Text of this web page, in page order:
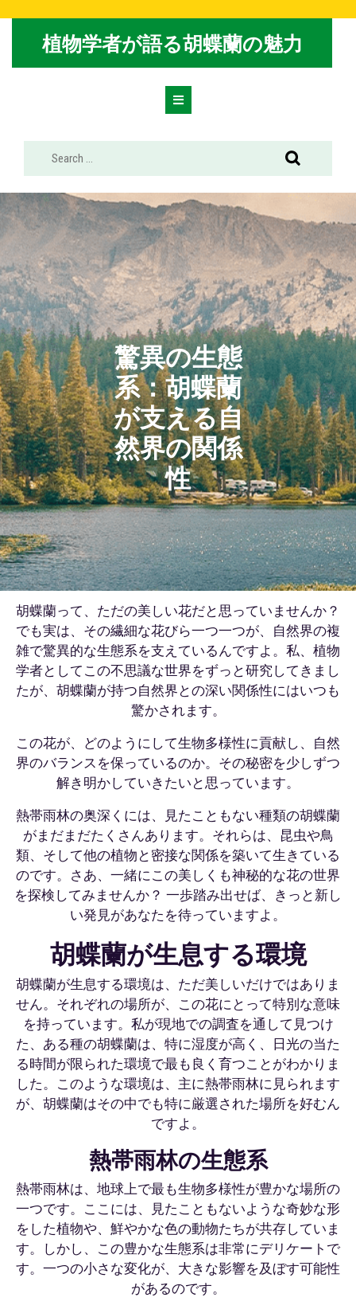
植物学者が語る胡蝶蘭の魅力
Open
驚異の生態
系：胡蝶蘭
が支える自
然界の関係
性
胡蝶蘭って、ただの美しい花だと思っていませんか？
でも実は、その繊細な花びら一つ一つが、自然界の複
雑で驚異的な生態系を支えているんですよ。私、植物
学者としてこの不思議な世界をずっと研究してきまし
たが、胡蝶蘭が持つ自然界との深い関係性にはいつも
驚かされます。
この花が、どのようにして生物多様性に貢献し、自然
界のバランスを保っているのか。その秘密を少しずつ
解き明かしていきたいと思っています。
熱帯雨林の奥深くには、見たこともない種類の胡蝶蘭
がまだまだたくさんあります。それらは、昆虫や鳥
類、そして他の植物と密接な関係を築いて生きている
のです。さあ、一緒にこの美しくも神秘的な花の世界
を探検してみませんか？ 一歩踏み出せば、きっと新し
い発見があなたを待っていますよ。
胡蝶蘭が生息する環境
胡蝶蘭が生息する環境は、ただ美しいだけではありま
せん。それぞれの場所が、この花にとって特別な意味
を持っています。私が現地での調査を通して見つけ
た、ある種の胡蝶蘭は、特に湿度が高く、日光の当た
る時間が限られた環境で最も良く育つことがわかりま
した。このような環境は、主に熱帯雨林に見られます
が、胡蝶蘭はその中でも特に厳選された場所を好むん
ですよ。
熱帯雨林の生態系
熱帯雨林は、地球上で最も生物多様性が豊かな場所の
一つです。ここには、見たこともないような奇妙な形
をした植物や、鮮やかな色の動物たちが共存していま
す。しかし、この豊かな生態系は非常にデリケートで
す。一つの小さな変化が、大きな影響を及ぼす可能性
があるのです。